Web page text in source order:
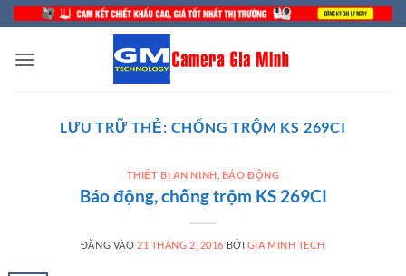
Bỏ
qua
nội
LƯU TRỮ THẺ: CHỐNG TRỘM KS 269CI
THIẾT BỊ AN NINH, BÁO ĐỘNG
Báo động, chống trộm KS 269CI
ĐĂNG VÀO 21 THÁNG 2, 2016 BỞI GIA MINH TECH